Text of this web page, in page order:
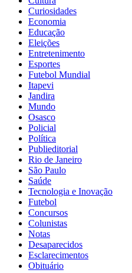
Curiosidades
Economia
Educação
Eleições
Entretenimento
Esportes
Futebol Mundial
Itapevi
Jandira
Mundo
Osasco
Policial
Política
Publieditorial
Rio de Janeiro
São Paulo
Saúde
Tecnologia e Inovação
Futebol
Concursos
Colunistas
Notas
Desaparecidos
Esclarecimentos
Obituário